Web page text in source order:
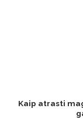
Kaip atrasti